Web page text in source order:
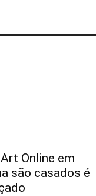
Online em
são casados é